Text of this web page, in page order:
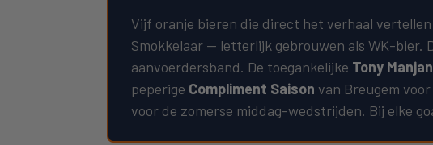
Vijf oranje bieren die direct het verhaal
Smokkelaar — letterlijk gebrouwen als WK-bier.
aanvoerdersband. De toegankelijke Tony
peperige Compliment Saison van Breugem
voor de zomerse middag-wedstrijden. Bij elke